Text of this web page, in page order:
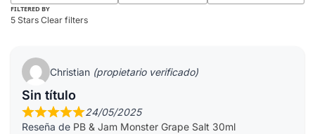
FILTERED BY
5 Stars Clear filters
Christian (propietario verificado)
Sin título
24/05/2025
Reseña de PB & Jam Monster Grape Salt 30ml